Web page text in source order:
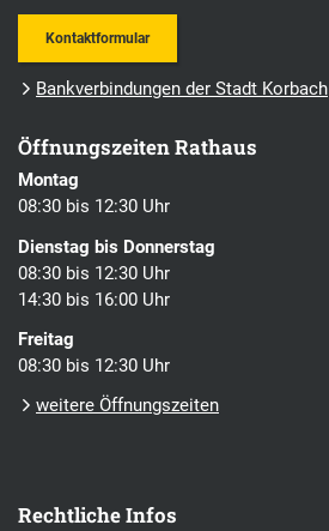
Kontaktformular
Bankverbindungen der Stadt Korbach
Öffnungszeiten Rathaus
Montag
08:30 bis 12:30 Uhr
Dienstag bis Donnerstag
08:30 bis 12:30 Uhr
14:30 bis 16:00 Uhr
Freitag
08:30 bis 12:30 Uhr
weitere Öffnungszeiten
Rechtliche Infos